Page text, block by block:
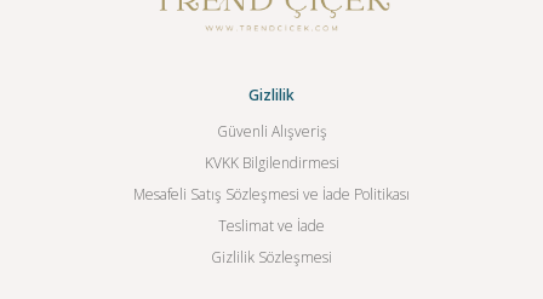
Gizlilik
Güvenli Alışveriş
KVKK Bilgilendirmesi
Mesafeli Satış Sözleşmesi ve İade Politikası
Teslimat ve İade
Gizlilik Sözleşmesi